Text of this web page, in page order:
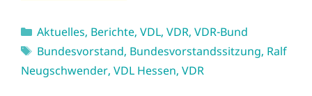
Kategorien
Aktuelles, Berichte, VDL, VDR, VDR-Bund
Schlagwörter
Bundesvorstand, Bundesvorstandssitzung, Ralf
Neugschwender, VDL Hessen, VDR